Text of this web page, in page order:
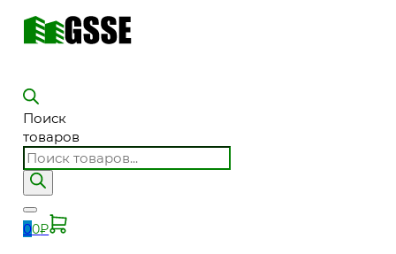
Поиск
товаров
00₽